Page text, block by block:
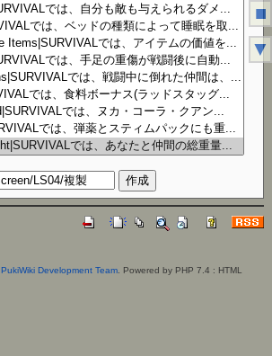
PukiWiki Development Team. Powered by PHP 7.4 : HTML
■
▼